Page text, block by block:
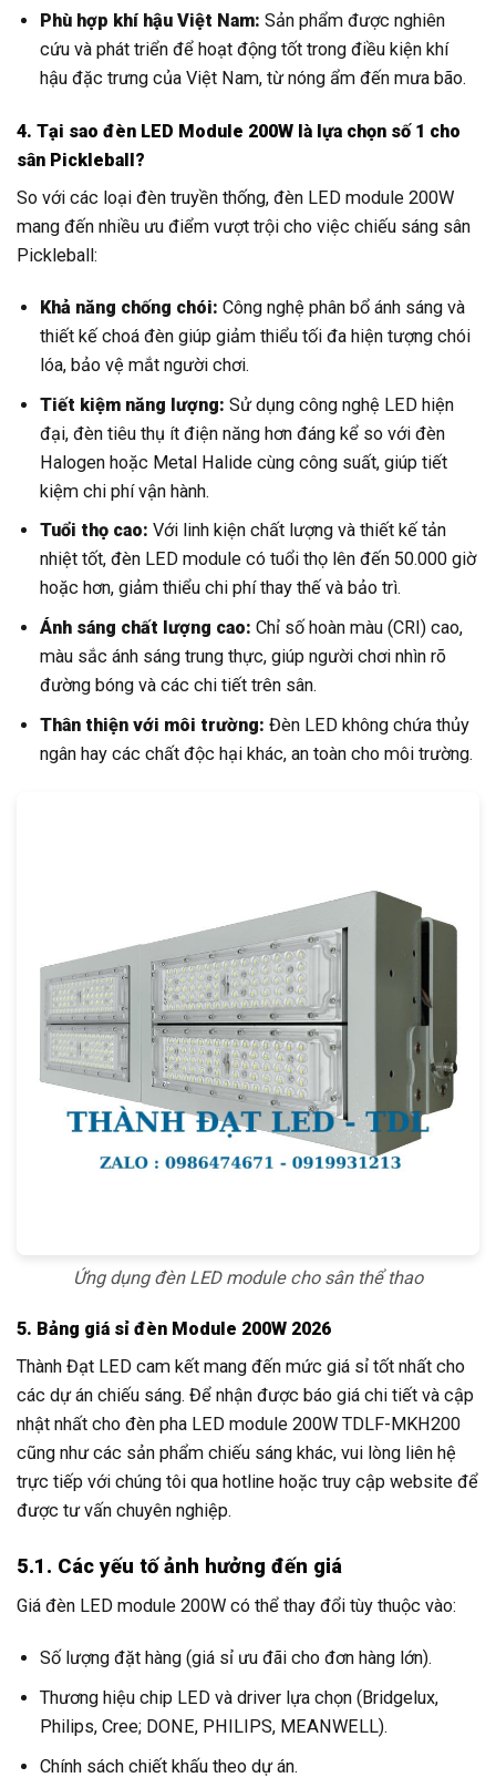
Phù hợp khí hậu Việt Nam: Sản phẩm được nghiên
cứu và phát triển để hoạt động tốt trong điều kiện khí
hậu đặc trưng của Việt Nam, từ nóng ẩm đến mưa bão.
4. Tại sao đèn LED Module 200W là lựa chọn số 1 cho
sân Pickleball?
So với các loại đèn truyền thống, đèn LED module 200W
mang đến nhiều ưu điểm vượt trội cho việc chiếu sáng sân
Pickleball:
Khả năng chống chói: Công nghệ phân bổ ánh sáng và
thiết kế choá đèn giúp giảm thiểu tối đa hiện tượng chói
lóa, bảo vệ mắt người chơi.
Tiết kiệm năng lượng: Sử dụng công nghệ LED hiện
đại, đèn tiêu thụ ít điện năng hơn đáng kể so với đèn
Halogen hoặc Metal Halide cùng công suất, giúp tiết
kiệm chi phí vận hành.
Tuổi thọ cao: Với linh kiện chất lượng và thiết kế tản
nhiệt tốt, đèn LED module có tuổi thọ lên đến 50.000 giờ
hoặc hơn, giảm thiểu chi phí thay thế và bảo trì.
Ánh sáng chất lượng cao: Chỉ số hoàn màu (CRI) cao,
màu sắc ánh sáng trung thực, giúp người chơi nhìn rõ
đường bóng và các chi tiết trên sân.
Thân thiện với môi trường: Đèn LED không chứa thủy
ngân hay các chất độc hại khác, an toàn cho môi trường.
Ứng dụng đèn LED module cho sân thể thao
5. Bảng giá sỉ đèn Module 200W 2026
Thành Đạt LED cam kết mang đến mức giá sỉ tốt nhất cho
các dự án chiếu sáng. Để nhận được báo giá chi tiết và cập
nhật nhất cho đèn pha LED module 200W TDLF-MKH200
cũng như các sản phẩm chiếu sáng khác, vui lòng liên hệ
trực tiếp với chúng tôi qua hotline hoặc truy cập website để
được tư vấn chuyên nghiệp.
5.1. Các yếu tố ảnh hưởng đến giá
Giá đèn LED module 200W có thể thay đổi tùy thuộc vào:
Số lượng đặt hàng (giá sỉ ưu đãi cho đơn hàng lớn).
Thương hiệu chip LED và driver lựa chọn (Bridgelux,
Philips, Cree; DONE, PHILIPS, MEANWELL).
Chính sách chiết khấu theo dự án.